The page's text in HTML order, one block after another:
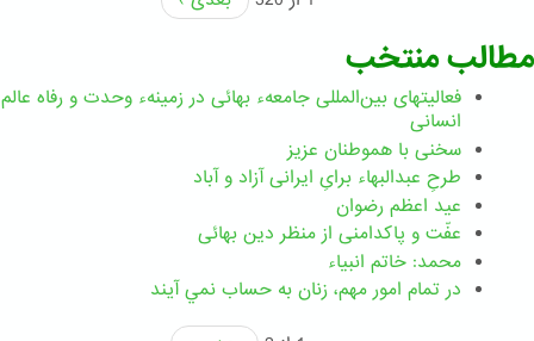
مطالب منتخب
فعالیتهای بین‌المللی جامعهء بهائی در زمینهء وحدت و رفاه عالم
انسانی
سخنی با هموطنان عزیز
طرحِ عبدالبهاء برایِ ایرانی آزاد و آباد
عید اعظم رضوان
عفّت و پاکدامنی از منظر دین بهائی
محمد: خاتم انبیاء
در تمام امور مهم،‌ زنان به حساب نمي آيند